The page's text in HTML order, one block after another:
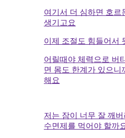
여기서 더 심하면 호르
생기고요
이제 조절도 힘들어서
어릴때야 체력으로 버
면 몸도 한계가 있으니
해요
저는 잠이 너무 잘 깨
수면제를 먹어야 할까